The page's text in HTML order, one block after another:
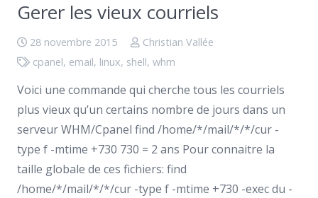
Gerer les vieux courriels
28 novembre 2015
Christian Vallée
cpanel, email, linux, shell, whm
Voici une commande qui cherche tous les courriels
plus vieux qu’un certains nombre de jours dans un
serveur WHM/Cpanel find /home/*/mail/*/*/cur -
type f -mtime +730 730 = 2 ans Pour connaitre la
taille globale de ces fichiers: find
/home/*/mail/*/*/cur -type f -mtime +730 -exec du -